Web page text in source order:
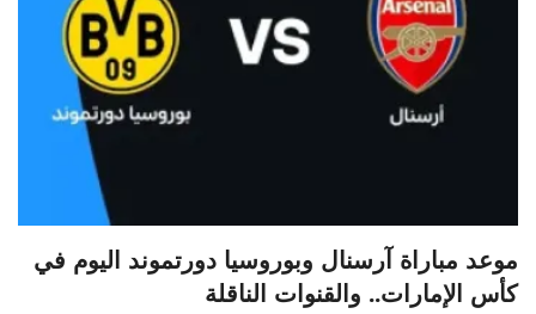
موعد مباراة آرسنال وبوروسيا دورتموند اليوم في
كأس الإمارات.. والقنوات الناقلة